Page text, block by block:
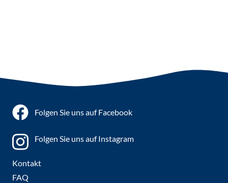
Folgen Sie uns auf Facebook
Folgen Sie uns auf Instagram
Kontakt
FAQ